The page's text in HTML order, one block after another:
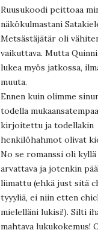
Ruusukoodi peittoaa
näkökulmastani
Metsästäjätär oli
vaikuttava. Mutta
lukea myös jatkossa,
muuta.
Ennen kuin olimme
todella
kirjoitettu ja todellakin
henkilöhahmot olivat
No se romanssi oli
arvattava ja jotenkin
liimattu (ehkä just sitä
tyyyliä, ei niin etten
mielelläni lukisi!). Silti
mahtava lukukokemus!